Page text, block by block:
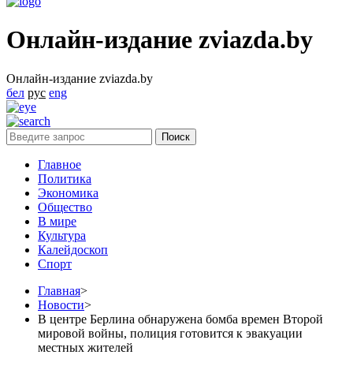
Онлайн-издание zviazda.by
Онлайн-издание zviazda.by
бел рус eng
Главное
Политика
Экономика
Общество
В мире
Культура
Калейдоскоп
Спорт
Главная>
Новости>
В центре Берлина обнаружена бомба времен Второй
мировой войны, полиция готовится к эвакуации
местных жителей